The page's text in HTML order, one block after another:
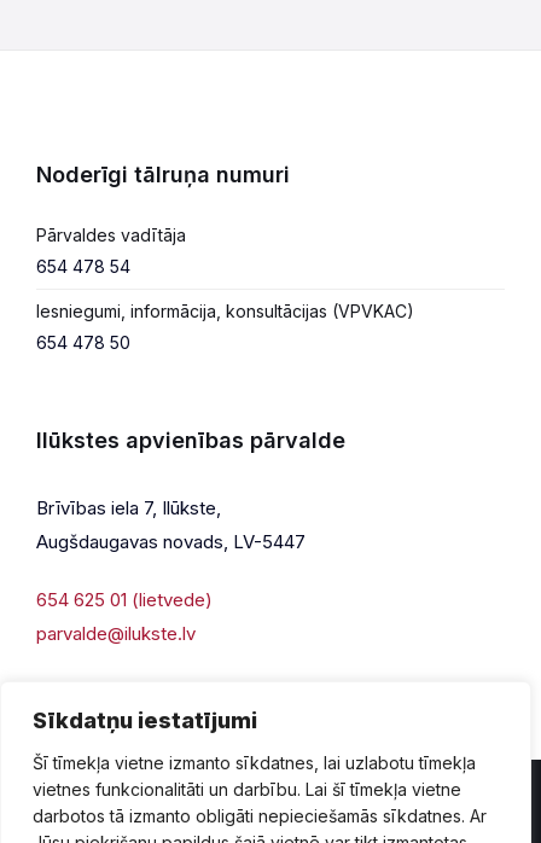
Sīkdatņu iestatījumi
Šī tīmekļa vietne izmanto sīkdatnes, lai uzlabotu tīmekļa
vietnes funkcionalitāti un darbību. Lai šī tīmekļa vietne
darbotos tā izmanto obligāti nepieciešamās sīkdatnes. Ar
Noderīgi tālruņa numuri
Pārvaldes vadītāja
654 478 54
Iesniegumi, informācija, konsultācijas (VPVKAC)
654 478 50
Ilūkstes apvienības pārvalde
Brīvības iela 7, Ilūkste,
Augšdaugavas novads, LV-5447
654 625 01 (lietvede)
parvalde@ilukste.lv